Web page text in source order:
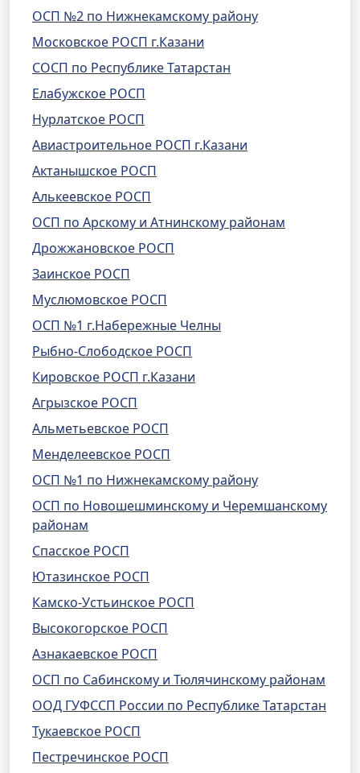
ОСП №2 по Нижнекамскому району
Московское РОСП г.Казани
СОСП по Республике Татарстан
Елабужское РОСП
Нурлатское РОСП
Авиастроительное РОСП г.Казани
Актанышское РОСП
Алькеевское РОСП
ОСП по Арскому и Атнинскому районам
Дрожжановское РОСП
Заинское РОСП
Муслюмовское РОСП
ОСП №1 г.Набережные Челны
Рыбно-Слободское РОСП
Кировское РОСП г.Казани
Агрызское РОСП
Альметьевское РОСП
Менделеевское РОСП
ОСП №1 по Нижнекамскому району
ОСП по Новошешминскому и Черемшанскому
районам
Спасское РОСП
Ютазинское РОСП
Камско-Устьинское РОСП
Высокогорское РОСП
Азнакаевское РОСП
ОСП по Сабинскому и Тюлячинскому районам
ООД ГУФССП России по Республике Татарстан
Тукаевское РОСП
Пестречинское РОСП